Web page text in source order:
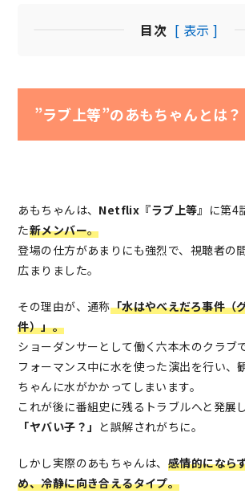
目次 [ 表示 ]
”ラブ上等”のあもちゃんとは？
あもちゃんは、 Netflix『ラブ上等』 に第4
た新メンバー。
登場の仕方があまりにも強烈で、視聴者の
広まりました。
その理由が、通称「水はやべえだろ事件（
件）」。
ショーダンサーとして働く六本木のクラブ
フォーマンス中に水を使った演出を行い、
ちゃんに水がかかってしまいます。
これが後に番組史に残るトラブルへと発展し
「ヤバい子？」 と誤解されがちに。
しかし実際のあもちゃんは、 感情的になら
め、冷静に向き合えるタイプ。